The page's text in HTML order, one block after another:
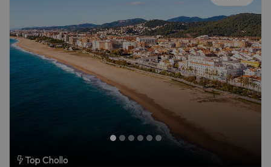
Top Chollo